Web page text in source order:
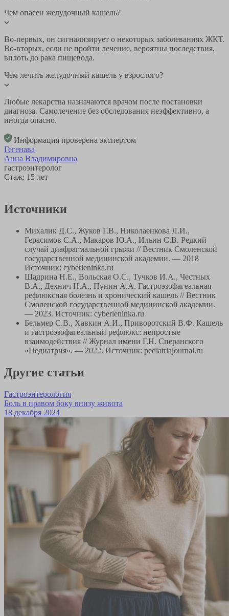
Чем опасен желудочный кашель?
Во-первых, он сигнализирует о некоторых заболеваниях ЖКТ.
Во-вторых, если не пройти лечение, вероятны последствия,
вплоть до рака пищевода.
Чем лечить желудочный кашель у взрослого?
Любые лекарства назначаются врачом после постановки
диагноза. Самолечение без обследования неэффективно, а
иногда опасно.
Информация проверена экспертом
Гегенава
Анна Владимировна
гастроэнтеролог
Стаж: 15 лет
Источники
Михалик Д.С., Жуков Г.В., Николаенкова Л.И.,
Герасимов С.А., Макаров Ю.А., Ильин С.В. Редкий
случай диафрагмальной грыжи // Вестник Смоленской
государственной медицинской академии. — 2018
Источник: cyberleninka.ru
Шадрина Н.Е., Вольская О.С., Тучков И.А., Честных
В.А., Дехнич Н.А., Пунин А.А. Гастроэзофагеальная
рефлюксная болезнь и хронический кашель // Вестник
Смоленской государственной медицинской академии.
— 2023. Источник: cyberleninka.ru
Бельмер С.В., Хавкин А.И., Приворотский В.Ф. Кашель
и гастроэзофагеальный рефлюкс: непростые
взаимодействия // Журнал имени Г.Н. Сперанского
«Педиатрия». — 2022. Источник: pediatriajournal.ru
Другие статьи
Гастроэнтерология
Боль в правом боку внизу живота
18 декабря 2024